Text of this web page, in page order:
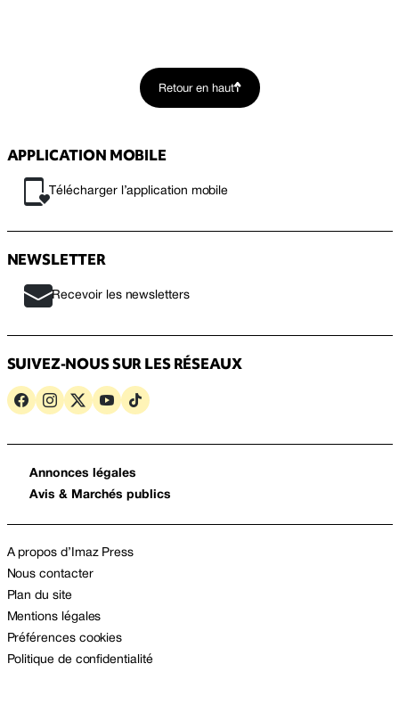
Retour en haut
APPLICATION MOBILE
Télécharger l’application mobile
NEWSLETTER
Recevoir les newsletters
SUIVEZ-NOUS SUR LES RÉSEAUX
Annonces légales
Avis & Marchés publics
A propos d’Imaz Press
Nous contacter
Plan du site
Mentions légales
Préférences cookies
Politique de confidentialité